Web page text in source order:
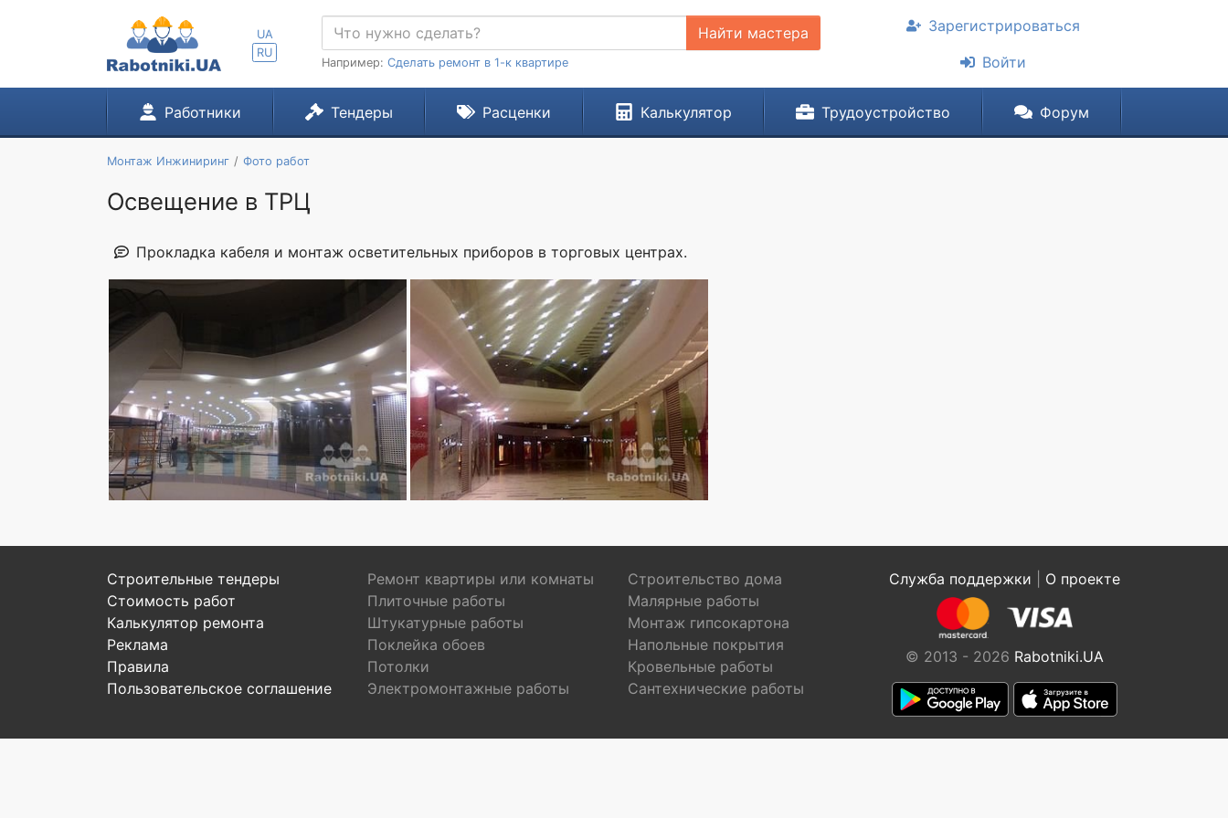
UA
RU
Найти мастера
Например: Сделать ремонт в 1-к квартире
Зарегистрироваться
Войти
Работники Тендеры Расценки Калькулятор Трудоустройство Форум
Монтаж Инжиниринг Фото работ
Освещение в ТРЦ
Прокладка кабеля и монтаж осветительных приборов в торговых центрах.
Строительные тендеры
Стоимость работ
Калькулятор ремонта
Реклама
Правила
Пользовательское соглашение
Ремонт квартиры или комнаты
Строительство дома
Плиточные работы
Малярные работы
Штукатурные работы
Монтаж гипсокартона
Поклейка обоев
Напольные покрытия
Потолки
Кровельные работы
Электромонтажные работы
Сантехнические работы
Служба поддержки О проекте
© 2013 - 2026 Rabotniki.UA